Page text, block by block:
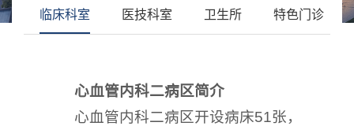
临床科室 医技科室 卫生所 特色门诊
心血管内科二病区简介
心血管内科二病区开设病床51张，